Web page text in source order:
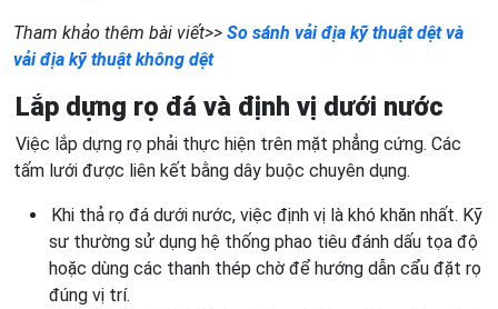
Tham khảo thêm bài viết>> So sánh vải địa kỹ thuật dệt và
vải địa kỹ thuật không dệt
Lắp dựng rọ đá và định vị dưới nước
Việc lắp dựng rọ phải thực hiện trên mặt phẳng cứng. Các
tấm lưới được liên kết bằng dây buộc chuyên dụng.
Khi thả rọ đá dưới nước, việc định vị là khó khăn nhất. Kỹ
sư thường sử dụng hệ thống phao tiêu đánh dấu tọa độ
hoặc dùng các thanh thép chờ để hướng dẫn cẩu đặt rọ
đúng vị trí.